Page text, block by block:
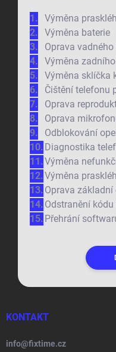
Výměna
Výměna baterie
Oprava
Výměna
Výměna sklíčka
Čištění telefonu
Oprava
Oprava
Odblokování
Diagnostika
Výměna
Výměna
Oprava základní
Odstranění
Přehrání
KONTAKT
info@fixtime.cz